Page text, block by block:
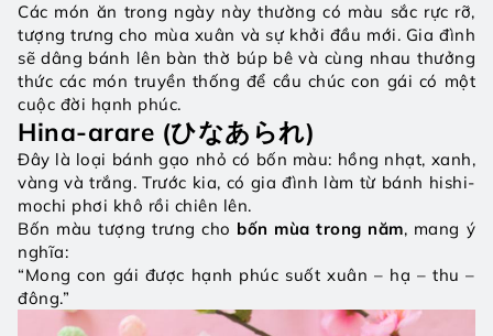
Các món ăn trong ngày này thường có màu sắc rực rỡ,
tượng trưng cho mùa xuân và sự khởi đầu mới. Gia đình
sẽ dâng bánh lên bàn thờ búp bê và cùng nhau thưởng
thức các món truyền thống để cầu chúc con gái có một
cuộc đời hạnh phúc.
Hina-arare (ひなあられ)
Đây là loại bánh gạo nhỏ có bốn màu: hồng nhạt, xanh,
vàng và trắng. Trước kia, có gia đình làm từ bánh hishi-
mochi phơi khô rồi chiên lên.
Bốn màu tượng trưng cho bốn mùa trong năm, mang ý
nghĩa:
“Mong con gái được hạnh phúc suốt xuân – hạ – thu –
đông.”